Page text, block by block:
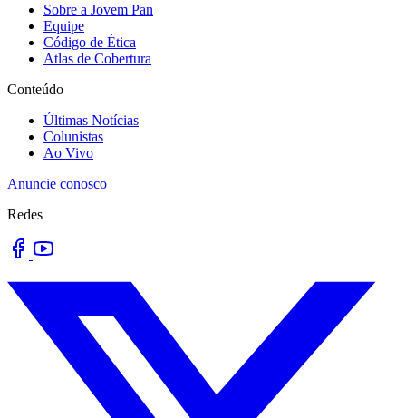
Sobre a Jovem Pan
Equipe
Código de Ética
Atlas de Cobertura
Conteúdo
Últimas Notícias
Colunistas
Ao Vivo
Anuncie conosco
Redes